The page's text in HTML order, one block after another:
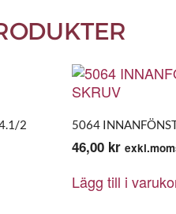
2
5064
46,00 kr
Lägg till i